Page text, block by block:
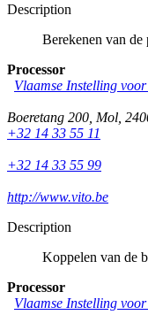
Description
Berekenen van de
Processor
Vlaamse Instelling
Boeretang 200 Mol
+32 14 33 55 11
+32 14 33 55 99
http://www.vito.be
Description
Koppelen van de
Processor
Vlaamse Instelling